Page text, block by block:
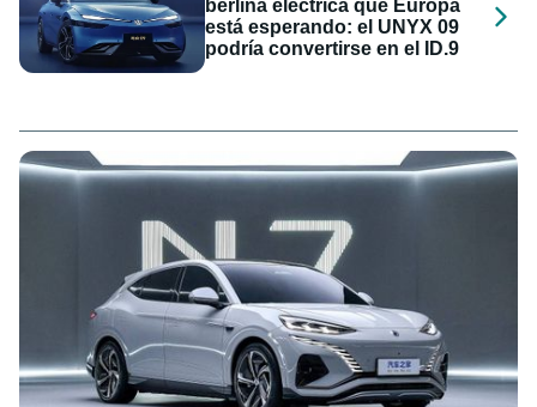
berlina eléctrica que Europa
está esperando: el UNYX 09
podría convertirse en el ID.9